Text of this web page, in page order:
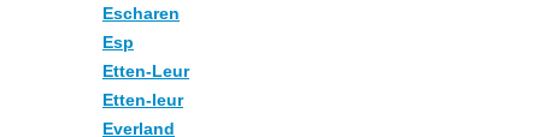
Escharen
Esp
Etten-Leur
Etten-leur
Everland